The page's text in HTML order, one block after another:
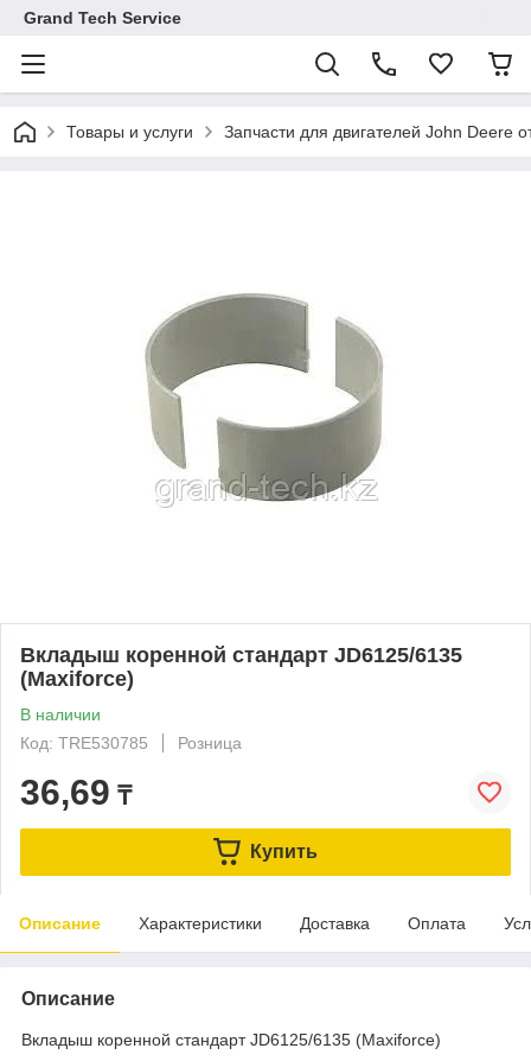
Grand Tech Service
Товары и услуги Запчасти для двигателей John Deere
Вкладыш коренной стандарт JD6125/6135
(Maxiforce)
В наличии
Код: TRE530785
Розница
36,69 ₸
Купить
Описание Характеристики Доставка Оплата
Описание
Вкладыш коренной стандарт JD6125/6135 (Maxiforce)